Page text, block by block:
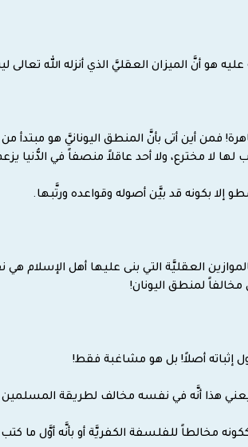
عليه هو أنَّ الميزان العقليَّ الذي أنزله الله
فمن أين أتى بأنَّ المنطق اليونانيَّ هو
لا مخترع، ولا أحد عاقلاً منصفاً في الدُّنيا
إلا بكونه قد بيَّن أصوله وقواعده ورتَّبها.
العقليَّة التي بنى عليها أهل الإسلام
لمنطق اليونان!
إثباته أصلاً! بل هو مشاغبة فقط!
هذا أنَّه في نفسه مخالف لطريقة المسلمين
مخالطاً للفلسفة الكفريَّة أو بأنَّه أوَّل ما